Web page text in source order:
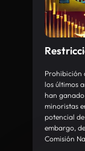
Prohibición
los últimos
han
minoristas
potencial
embargo,
Comisión